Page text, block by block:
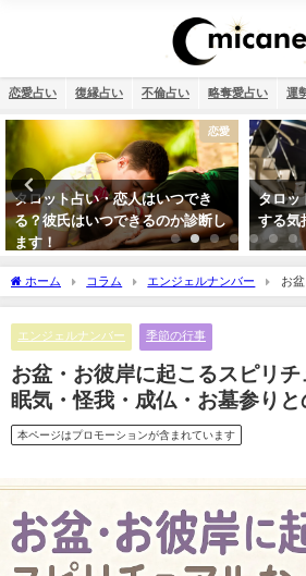
恋愛占い 復縁占い 不倫占い 略奪愛占い 運
復縁
タロット占い・元彼の今の私に対
する気持ちは？どう思ってる？
相性占
この恋
き？
ホーム コラム エンジェルナンバー
お
ルな出来事｜眠気・怪我・成仏・お墓参りとの深い関
エンジェルナンバー 季節の行事
お盆・お彼岸に起こるスピリチ
眠気・怪我・成仏・お墓参りと
本ページはプロモーションが含まれています